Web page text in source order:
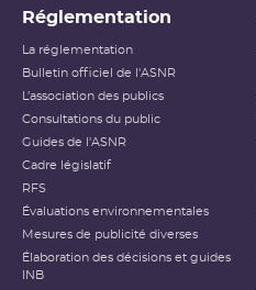
Réglementation
La réglementation
Bulletin officiel de l'ASNR
L’association des publics
Consultations du public
Guides de l'ASNR
Cadre législatif
RFS
Évaluations environnementales
Mesures de publicité diverses
Élaboration des décisions et guides
INB